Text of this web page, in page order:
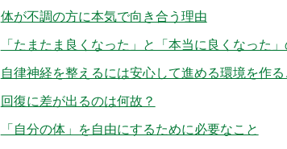
体が不調の方に本気で向き合う理由
「たまたま良くなった」と「本当に良くなった
自律神経を整えるには安心して進める環境を作
回復に差が出るのは何故？
「自分の体」を自由にするために必要なこと